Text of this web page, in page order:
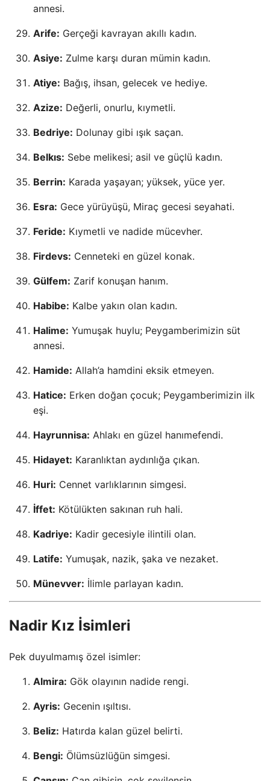
annesi.
Arife: Gerçeği kavrayan akıllı kadın.
Asiye: Zulme karşı duran mümin kadın.
Atiye: Bağış, ihsan, gelecek ve hediye.
Azize: Değerli, onurlu, kıymetli.
Bedriye: Dolunay gibi ışık saçan.
Belkıs: Sebe melikesi; asil ve güçlü kadın.
Berrin: Karada yaşayan; yüksek, yüce yer.
Esra: Gece yürüyüşü, Miraç gecesi seyahati.
Feride: Kıymetli ve nadide mücevher.
Firdevs: Cenneteki en güzel konak.
Gülfem: Zarif konuşan hanım.
Habibe: Kalbe yakın olan kadın.
Halime: Yumuşak huylu; Peygamberimizin süt
annesi.
Hamide: Allah’a hamdini eksik etmeyen.
Hatice: Erken doğan çocuk; Peygamberimizin ilk
eşi.
Hayrunnisa: Ahlakı en güzel hanımefendi.
Hidayet: Karanlıktan aydınlığa çıkan.
Huri: Cennet varlıklarının simgesi.
İffet: Kötülükten sakınan ruh hali.
Kadriye: Kadir gecesiyle ilintili olan.
Latife: Yumuşak, nazik, şaka ve nezaket.
Münevver: İlimle parlayan kadın.
Nadir Kız İsimleri
Pek duyulmamış özel isimler:
Almira: Gök olayının nadide rengi.
Ayris: Gecenin ışıltısı.
Beliz: Hatırda kalan güzel belirti.
Bengi: Ölümsüzlüğün simgesi.